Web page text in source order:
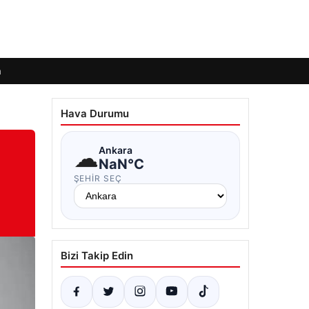
Hava Durumu
☁Ankara
NaN°C
ŞEHIR SEÇ
Bizi Takip Edin